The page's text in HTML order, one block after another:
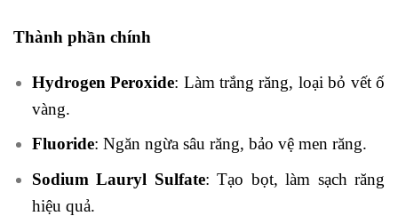
Thành phần chính
Hydrogen Peroxide: Làm trắng răng, loại bỏ vết ố
vàng.
Fluoride: Ngăn ngừa sâu răng, bảo vệ men răng.
Sodium Lauryl Sulfate: Tạo bọt, làm sạch răng
hiệu quả.